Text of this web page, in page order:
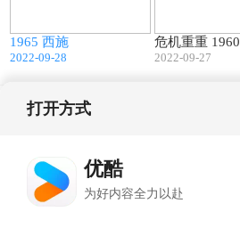
1965 西施
2022-09-28
危机重重 1960
2022-09-27
打开方式
优酷
为好内容全力以赴